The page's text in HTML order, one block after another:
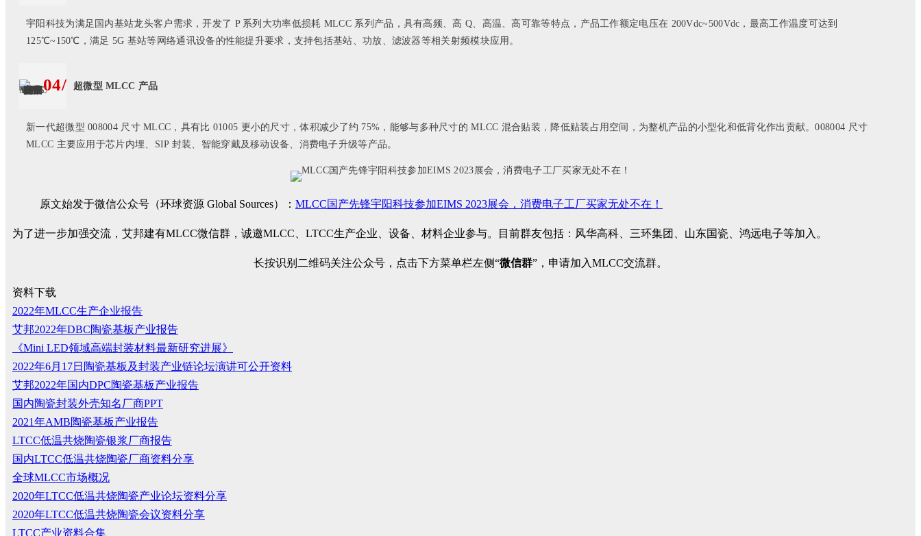
宇阳科技为满足国内基站龙头客户需求，开发了 P 系列大功率低损耗 MLCC 系列产品，具有高频、高 Q、高温、高可靠等特点，产品工作额定电压在 200Vdc~500Vdc，最高工作温度可达到
125℃~150℃，满足 5G 基站等网络通讯设备的性能提升要求，支持包括基站、功放、滤波器等相关射频模块应用。
04/ 超微型 MLCC 产品
新一代超微型 008004 尺寸 MLCC，具有比 01005 更小的尺寸，体积减少了约 75%，能够与多种尺寸的 MLCC 混合贴装，降低贴装占用空间，为整机产品的小型化和低背化作出贡献。008004 尺寸
MLCC 主要应用于芯片内埋、SIP 封装、智能穿戴及移动设备、消费电子升级等产品。
原文始发于微信公众号（环球资源 Global Sources）： MLCC国产先锋宇阳科技参加EIMS 2023展会，消费电子工厂买家无处不在！
为了进一步加强交流，艾邦建有MLCC微信群，诚邀MLCC、LTCC生产企业、设备、材料企业参与。目前群友包括：风华高科、三环集团、山东国瓷、鸿远电子等加入。
长按识别二维码关注公众号，点击下方菜单栏左侧“微信群”，申请加入MLCC交流群。
资料下载
2022年MLCC生产企业报告
艾邦2022年DBC陶瓷基板产业报告
《Mini LED领域高端封装材料最新研究进展》
2022年6月17日陶瓷基板及封装产业链论坛演讲可公开资料
艾邦2022年国内DPC陶瓷基板产业报告
国内陶瓷封装外壳知名厂商PPT
2021年AMB陶瓷基板产业报告
LTCC低温共烧陶瓷银浆厂商报告
国内LTCC低温共烧陶瓷厂商资料分享
全球MLCC市场概况
2020年LTCC低温共烧陶瓷产业论坛资料分享
2020年LTCC低温共烧陶瓷会议资料分享
LTCC产业资料合集